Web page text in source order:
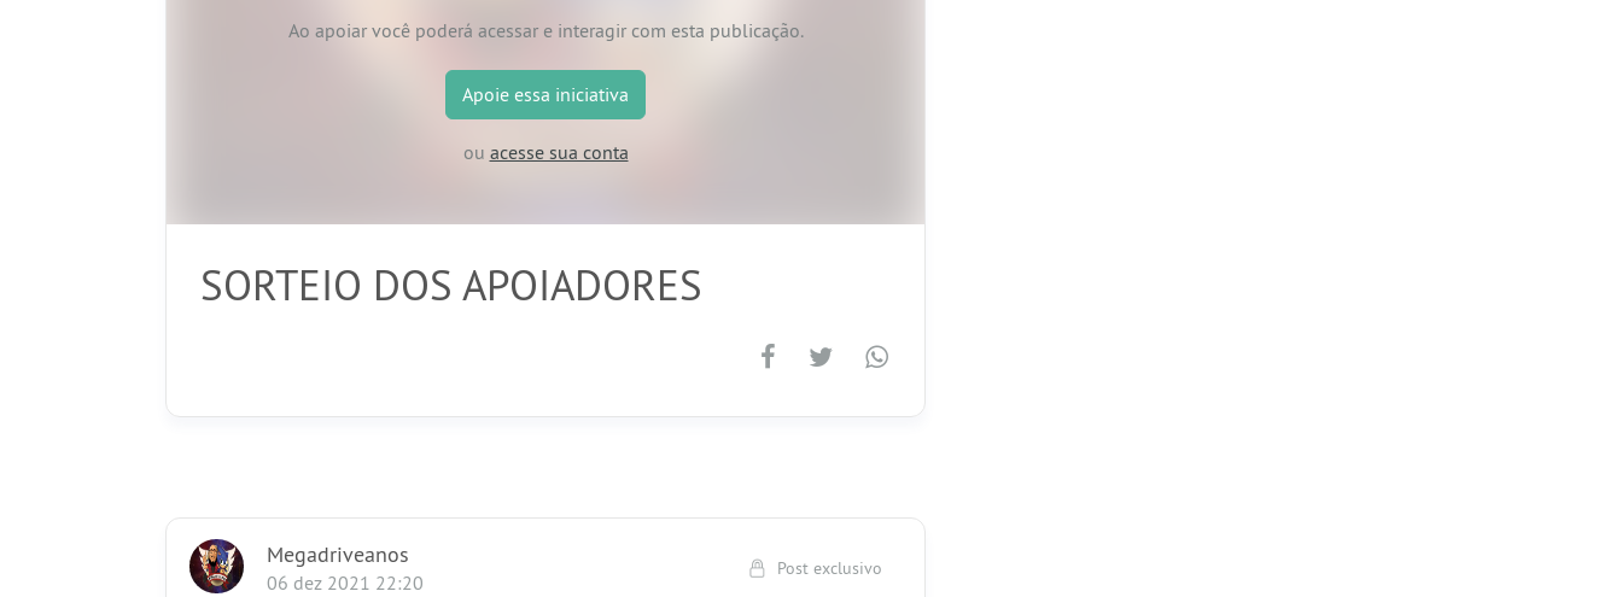
Ao apoiar você poderá acessar e interagir com esta publicação.
Apoie essa iniciativa
ou acesse sua conta
SORTEIO DOS APOIADORES
Megadriveanos
06 dez 2021 22:20
Post exclusivo